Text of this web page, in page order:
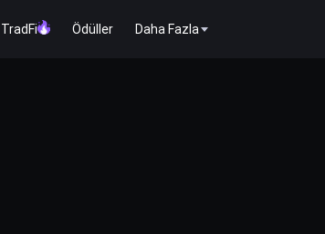
TradFi Ödüller Daha Fazla